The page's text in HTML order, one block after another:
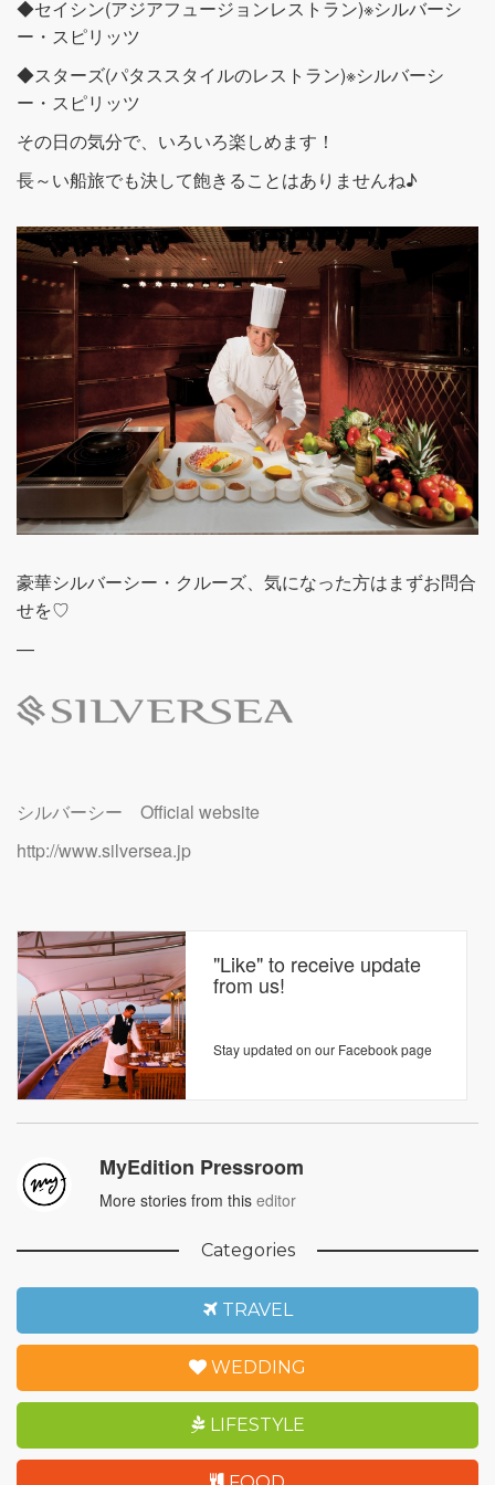
◆セイシン(アジアフュージョンレストラン)※シルバーシ
ー・スピリッツ
◆スターズ(パタススタイルのレストラン)※シルバーシ
ー・スピリッツ
その日の気分で、いろいろ楽しめます！
長～い船旅でも決して飽きることはありませんね♪
豪華シルバーシー・クルーズ、気になった方はまずお問合
せを♡
—
シルバーシー Official website
http://www.silversea.jp
"Like" to receive update
from us!
Stay updated on our Facebook page
MyEdition Pressroom
More stories from this editor
Categories
TRAVEL
WEDDING
LIFESTYLE